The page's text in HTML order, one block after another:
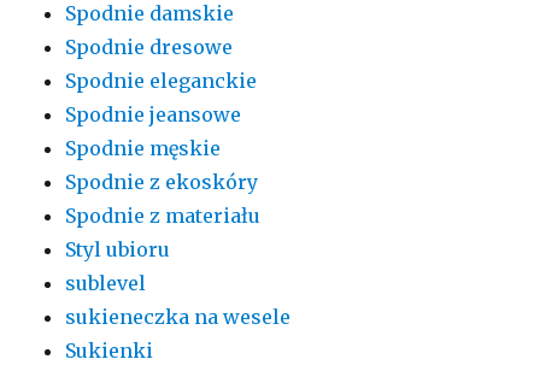
Spodnie damskie
Spodnie dresowe
Spodnie eleganckie
Spodnie jeansowe
Spodnie męskie
Spodnie z ekoskóry
Spodnie z materiału
Styl ubioru
sublevel
sukieneczka na wesele
Sukienki